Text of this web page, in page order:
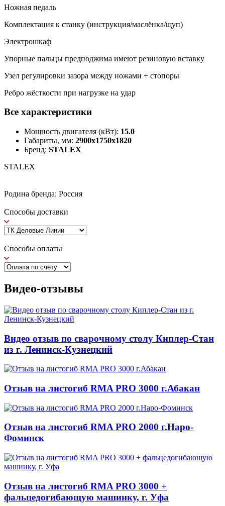
Ножная педаль
Комплектация к станку (инструкция/маслёнка/щуп)
Электрошкаф
Упорные пальцы предподжима имеют резиновую вставку
Узел регулировки зазора между ножами + стопоры
Ребро жёсткости при нагрузке на удар
Все характеристики
Мощность двигателя (кВт): 15.0
Габариты, мм: 2900x1750x1820
Бренд: STALEX
STALEX
Родина бренда: Россия
Способы доставки
Способы оплаты
Видео-отзывы
Видео отзыв по сварочному столу Киплер-Стан
из г. Ленинск-Кузнецкий
Отзыв на листогиб RMA PRO 3000 г.Абакан
Отзыв на листогиб RMA PRO 2000 г.Наро-
Фоминск
Отзыв на листогиб RMA PRO 3000 +
фальцедогибающую машинку, г. Уфа